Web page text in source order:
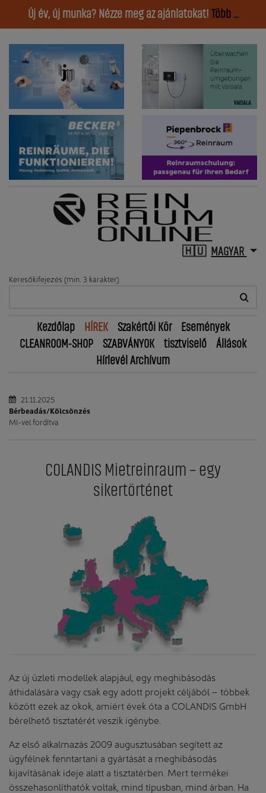
Új év, új munka? Nézze meg az ajánlatokat! Több ...
MAGYAR
Keresőkifejezés (min. 3 karakter)
Kezdőlap HÍREK Szakértői Kör
Események
CLEANROOM-SHOP
SZABVÁNYOK tisztviselő
Állások
Hírlevél Archívum
21.11.2025
Bérbeadás/Kölcsönzés
MI-vel fordítva
COLANDIS Mietreinraum – egy
sikertörténet
Az új üzleti modellek alapjául, egy meghibásodás
áthidalására vagy csak egy adott projekt céljából – többek
között ezek az okok, amiért évek óta a COLANDIS GmbH
bérelhető tisztatérét veszik igénybe.
Az első alkalmazás 2009 augusztusában segített az
ügyfélnek fenntartani a gyártását a meghibásodás
kijavításának ideje alatt a tisztatérben. Mert termékei
összehasonlíthatók voltak, mind típusban, mind árban. Ha